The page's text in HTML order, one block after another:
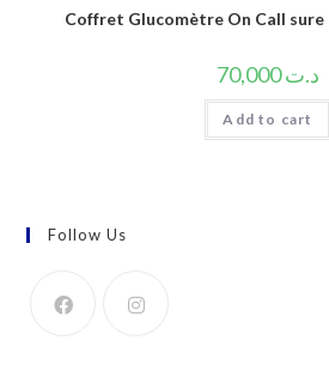
Coffret Glucomètre On Call
د.ت70,000
Add to cart
Follow Us